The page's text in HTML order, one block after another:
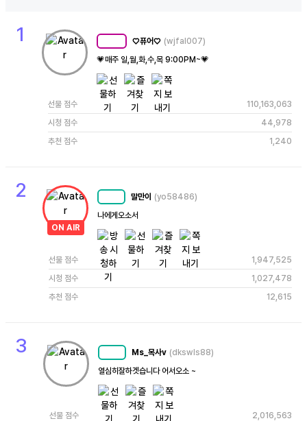
1 ♡퓨어♡ (wjfal007)
💗매주 일,월,화,수,목 9:00PM~💗
선물 점수
110,163,063
시청 점수
44,978
추천 점수
1,240
2
ON AIR
말만이 (yo58486)
나에게오소서
선물 점수
1,947,525
시청 점수
1,027,478
추천 점수
12,615
3 Ms_목사v (dkswls88)
선물 점수
2,016,563